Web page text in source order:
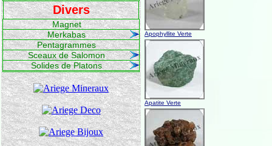
Divers
Magnet
Merkabas
Pentagrammes
Sceaux de Salomon
Solides de Platons
Apophyllite Verte
Apatite Verte